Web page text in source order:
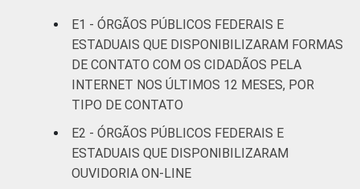
informação e comunicação no setor público
brasileiro - TIC Governo Eletrônico 2019.
E1 - ÓRGÃOS PÚBLICOS FEDERAIS E
ESTADUAIS QUE DISPONIBILIZARAM FORMAS
DE CONTATO COM OS CIDADÃOS PELA
INTERNET NOS ÚLTIMOS 12 MESES, POR
TIPO DE CONTATO
E2 - ÓRGÃOS PÚBLICOS FEDERAIS E
ESTADUAIS QUE DISPONIBILIZARAM
OUVIDORIA ON-LINE